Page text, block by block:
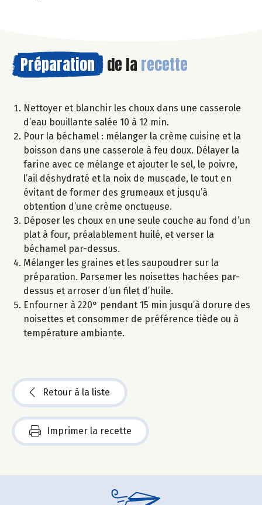
Préparation de la recette
Nettoyer et blanchir les choux dans une casserole
d’eau bouillante salée 10 à 12 min.
Pour la béchamel : mélanger la crème cuisine et la
boisson dans une casserole à feu doux. Délayer la
farine avec ce mélange et ajouter le sel, le poivre,
l’ail déshydraté et la noix de muscade, le tout en
évitant de former des grumeaux et jusqu’à
obtention d’une crème onctueuse.
Déposer les choux en une seule couche au fond d’un
plat à four, préalablement huilé, et verser la
béchamel par-dessus.
Mélanger les graines et les saupoudrer sur la
préparation. Parsemer les noisettes hachées par-
dessus et arroser d’un filet d’huile.
Enfourner à 220° pendant 15 min jusqu’à dorure des
noisettes et consommer de préférence tiède ou à
température ambiante.
Retour à la liste
Imprimer la recette